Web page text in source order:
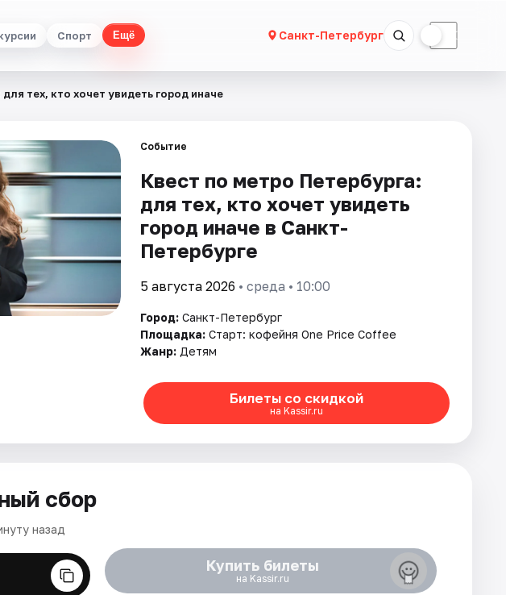
Спорт Ещё Санкт-Петербург ☾
тех, кто хочет увидеть город иначе
Событие
Квест по метро Петербурга:
для тех, кто хочет увидеть
город иначе в Санкт-
Петербурге
5 августа 2026 • среда • 10:00
Город: Санкт-Петербург
Площадка: Старт: кофейня One Price Coffee
Жанр: Детям
Билеты со скидкой
на Kassir.ru
сбор
назад
Купить билеты
на Kassir.ru